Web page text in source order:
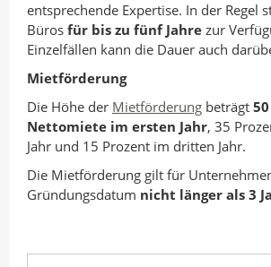
entsprechende Expertise. In der Regel
Büros für bis zu fünf Jahre zur
Einzelfällen kann die Dauer auch
Mietförderung
Die Höhe der Mietförderung beträgt
Nettomiete im ersten Jahr, 35
Jahr und 15 Prozent im dritten Jahr.
Die Mietförderung gilt für
Gründungsdatum nicht länger als 3